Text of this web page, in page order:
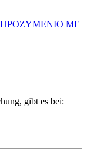
ΜΕ
gibt es bei: